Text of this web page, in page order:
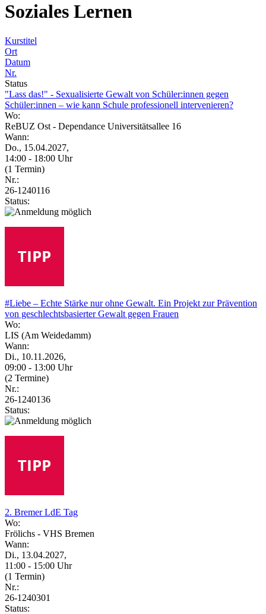
Soziales Lernen
Kurstitel
Ort
Datum
Nr.
Status
"Lass das!" - Sexualisierte Gewalt von Schüler:innen gegen
Schüler:innen – wie kann Schule professionell intervenieren?
Wo:
ReBUZ Ost - Dependance Universitätsallee 16
Wann:
Do., 15.04.2027,
14:00 - 18:00 Uhr
(1 Termin)
Nr.:
26-1240116
Status:
#Liebe – Echte Stärke nur ohne Gewalt. Ein Projekt zur Prävention
von geschlechtsbasierter Gewalt gegen Frauen
Wo:
LIS (Am Weidedamm)
Wann:
Di., 10.11.2026,
09:00 - 13:00 Uhr
(2 Termine)
Nr.:
26-1240136
Status:
2. Bremer LdE Tag
Wo:
Frölichs - VHS Bremen
Wann:
Di., 13.04.2027,
11:00 - 15:00 Uhr
(1 Termin)
Nr.:
26-1240301
Status: